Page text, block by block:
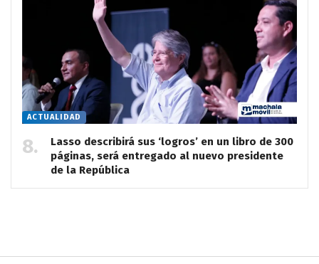
ACTUALIDAD
Lasso describirá sus ‘logros’ en un libro de 300
páginas, será entregado al nuevo presidente
de la República